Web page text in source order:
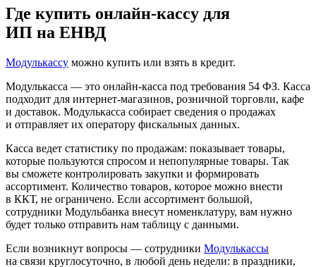
Где купить онлайн-кассу для
ИП на ЕНВД
Модулькассу можно купить или взять в кредит.
Модулькасса — это онлайн-касса под требования 54 ФЗ. Касса
подходит для интернет-магазинов, розничной торговли, кафе
и доставок. Модулькасса собирает сведения о продажах
и отправляет их оператору фискальных данных.
Касса ведет статистику по продажам: показывает товары,
которые пользуются спросом и непопулярные товары. Так
вы сможете контролировать закупки и формировать
ассортимент. Количество товаров, которое можно внести
в ККТ, не ограничено. Если ассортимент большой,
сотрудники Модульбанка внесут номенклатуру, вам нужно
будет только отправить нам таблицу с данными.
Если возникнут вопросы — сотрудники Модулькассы
на связи круглосуточно, в любой день недели: в праздники,